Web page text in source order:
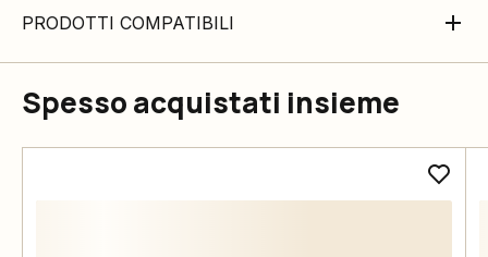
PRODOTTI COMPATIBILI
Spesso acquistati insieme